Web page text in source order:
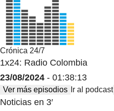
Crónica 24/7
1x24: Radio Colombia
23/08/2024 - 01:38:13
Ver más episodios Ir al podcast
Noticias en 3′